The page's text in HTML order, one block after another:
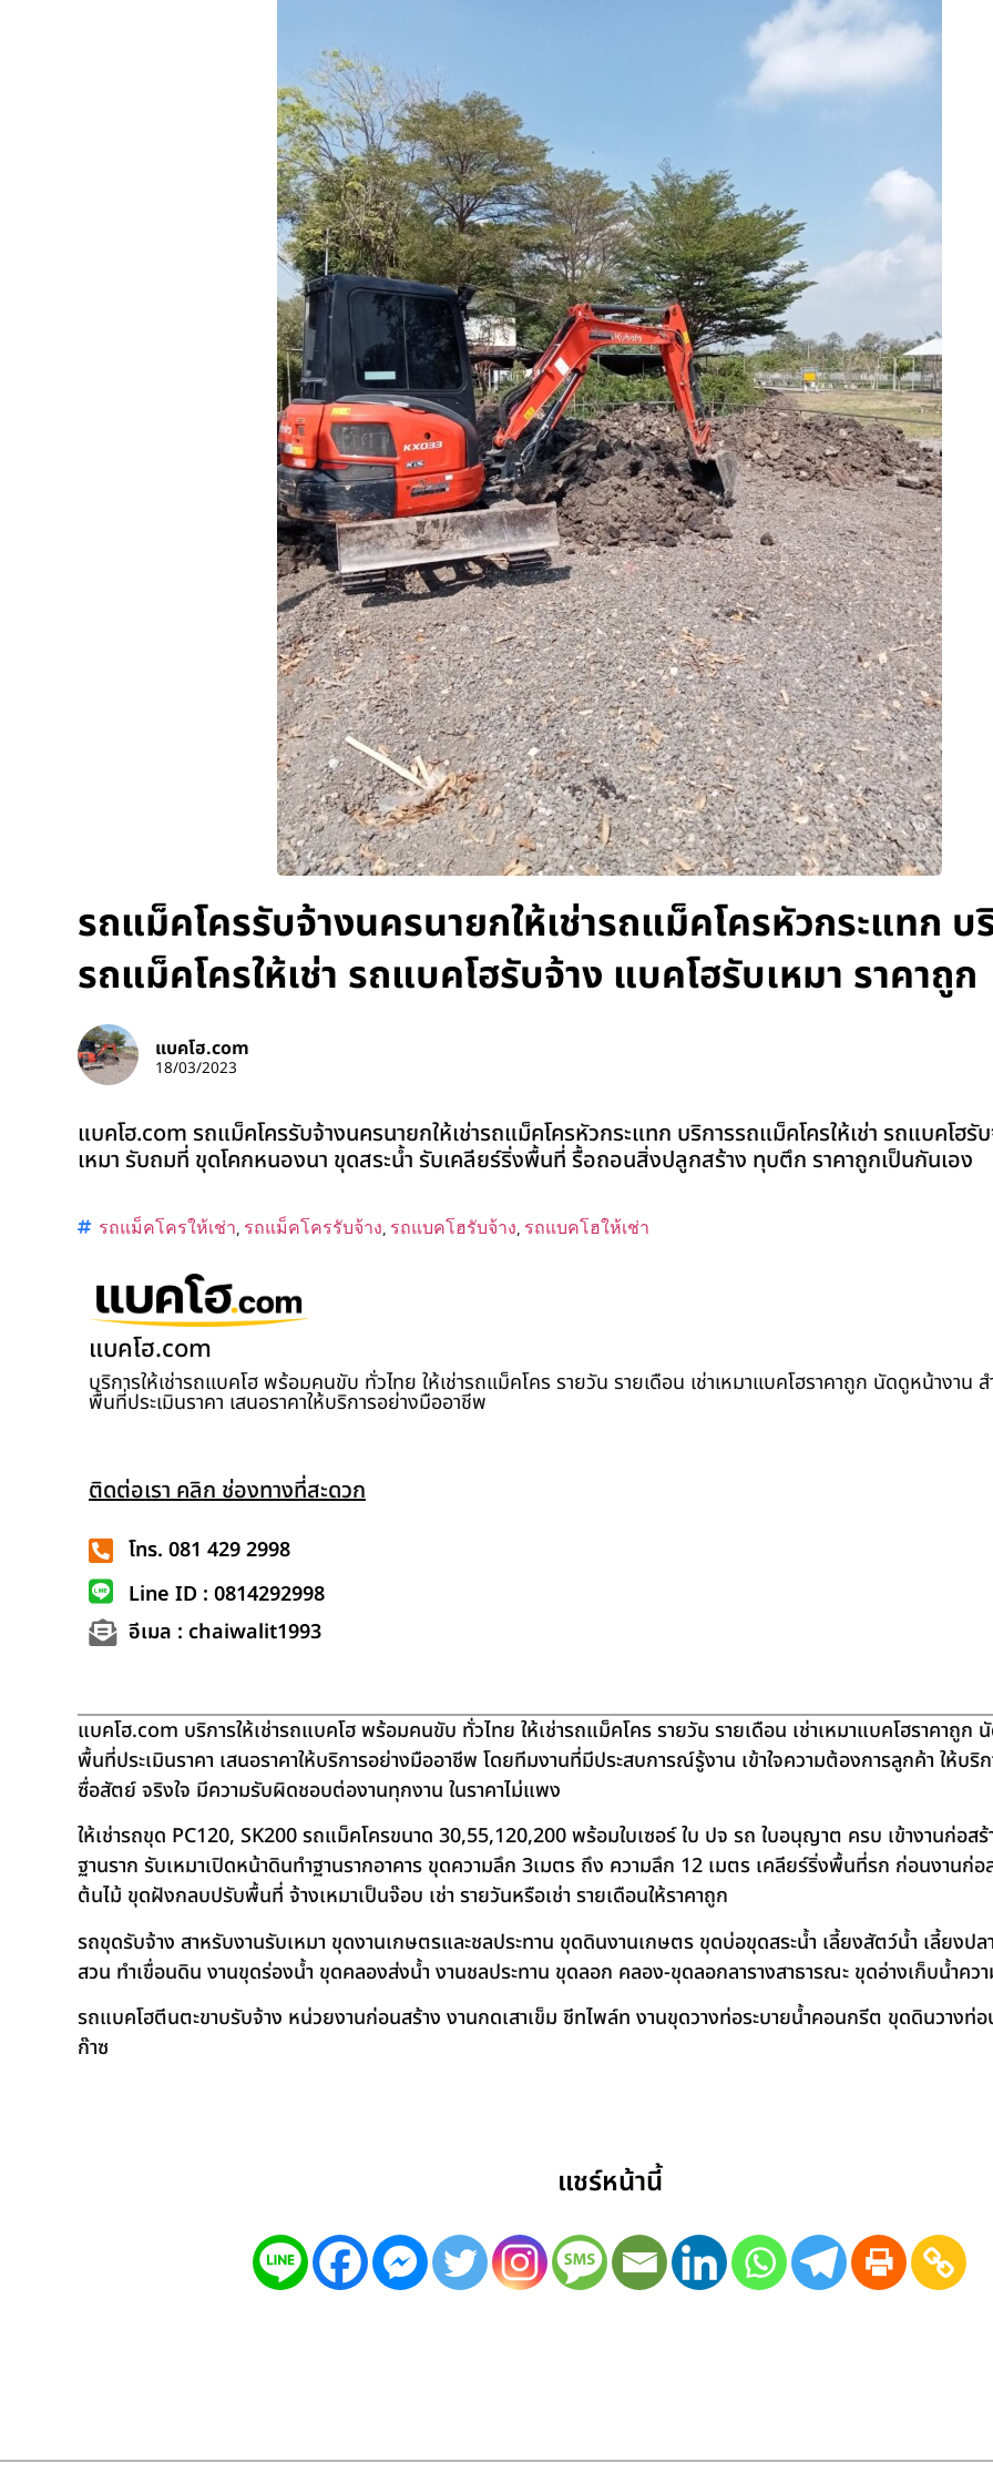
รถแม็คโครรับจ้างนครนายกให้เช่ารถแม็คโครหัวกระแทก บ
รถแม็คโครให้เช่า รถแบคโฮรับจ้าง แบคโฮรับเหมา ราคาถูก
แบคโฮ.com
18/03/2023
แบคโฮ.com รถแม็คโครรับจ้างนครนายกให้เช่ารถแม็คโครหัวกระแทก บริการรถแม็คโครให้เช่า รถแบคโฮรั
เหมา รับถมที่ ขุดโคกหนองนา ขุดสระน้ำ รับเคลียร์ริ่งพื้นที่ รื้อถอนสิ่งปลูกสร้าง ทุบตึก ราคาถูกเป็นกันเอง
รถแม็คโครให้เช่า, รถแม็คโครรับจ้าง, รถแบคโฮรับจ้าง, รถแบคโฮให้เช่า
แบคโฮ.com
บริการให้เช่ารถแบคโฮ พร้อมคนขับ ทั่วไทย ให้เช่ารถแม็คโคร รายวัน รายเดือน เช่าเหมาแบคโฮราคาถูก นัดดูหน้างาน
พื้นที่ประเมินราคา เสนอราคาให้บริการอย่างมืออาชีพ
ติดต่อเรา คลิก ช่องทางที่สะดวก
โทร. 081 429 2998
Line ID : 0814292998
อีเมล : chaiwalit1993
แบคโฮ.com บริการให้เช่ารถแบคโฮ พร้อมคนขับ ทั่วไทย ให้เช่ารถแม็คโคร รายวัน รายเดือน เช่าเหมาแบคโฮราคาถูก
พื้นที่ประเมินราคา เสนอราคาให้บริการอย่างมืออาชีพ โดยทีมงานที่มีประสบการณ์รู้งาน เข้าใจความต้องการลูกค้า ให้บริ
ซื่อสัตย์ จริงใจ มีความรับผิดชอบต่องานทุกงาน ในราคาไม่แพง
ให้เช่ารถขุด PC120, SK200 รถแม็คโครขนาด 30,55,120,200 พร้อมใบเซอร์ ใบ ปจ รถ ใบอนุญาต ครบ เข้างานก่อส
ฐานราก รับเหมาเปิดหน้าดินทำฐานรากอาคาร ขุดความลึก 3เมตร ถึง ความลึก 12 เมตร เคลียร์ริ่งพื้นที่รก ก่อนงานก่อ
ต้นไม้ ขุดฝังกลบปรับพื้นที่ จ้างเหมาเป็นจ๊อบ เช่า รายวันหรือเช่า รายเดือนให้ราคาถูก
รถขุดรับจ้าง สาหรับงานรับเหมา ขุดงานเกษตรและชลประทาน ขุดดินงานเกษตร ขุดบ่อขุดสระน้ำ เลี้ยงสัตว์น้ำ เลี้ยงป
สวน ทำเขื่อนดิน งานขุดร่องน้ำ ขุดคลองส่งน้ำ งานชลประทาน ขุดลอก คลอง-ขุดลอกลารางสาธารณะ ขุดอ่างเก็บน้ำคว
รถแบคโฮตีนตะขาบรับจ้าง หน่วยงานก่อนสร้าง งานกดเสาเข็ม ชีทไพล์ท งานขุดวางท่อระบายน้ำคอนกรีต ขุดดินวางท่อ
ก๊าซ
แชร์หน้านี้